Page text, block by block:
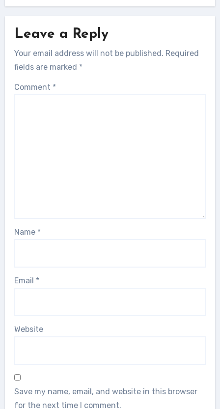
Leave a Reply
Your email address will not be published. Required
fields are marked *
Comment *
Name *
Email *
Website
Save my name, email, and website in this browser
for the next time I comment.